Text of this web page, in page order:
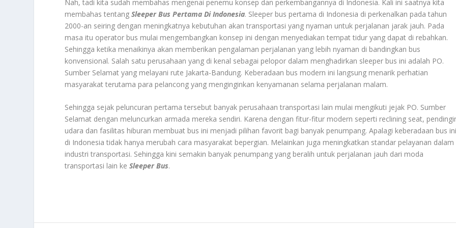
Nah, tadi kita sudah membahas mengenai penemu konsep dan perkembangannya di Indonesia. Kali ini saatnya kita
membahas tentangSleeper Bus Pertama Di Indonesia. Sleeper bus pertama di Indonesia di perkenalkan pada tahun
2000-an seiring dengan meningkatnya kebutuhan akan transportasi yang nyaman untuk perjalanan jarak jauh. Pada
masa itu operator bus mulai mengembangkan konsep ini dengan menyediakan tempat tidur yang dapat di rebahkan.
Sehingga ketika menaikinya akan memberikan pengalaman perjalanan yang lebih nyaman di bandingkan bus
konvensional. Salah satu perusahaan yang di kenal sebagai pelopor dalam menghadirkan sleeper bus ini adalah PO.
Sumber Selamat yang melayani rute Jakarta-Bandung. Keberadaan bus modern ini langsung menarik perhatian
masyarakat terutama para pelancong yang menginginkan kenyamanan selama perjalanan malam.
Sehingga sejak peluncuran pertama tersebut banyak perusahaan transportasi lain mulai mengikuti jejak PO. Sumber
Selamat dengan meluncurkan armada mereka sendiri. Karena dengan fitur-fitur modern seperti reclining seat,
udara dan fasilitas hiburan membuat bus ini menjadi pilihan favorit bagi banyak penumpang. Apalagi keberadaan bus
di Indonesia tidak hanya merubah cara masyarakat bepergian. Melainkan juga meningkatkan standar pelayanan dalam
industri transportasi. Sehingga kini semakin banyak penumpang yang beralih untuk perjalanan jauh dari moda
transportasi lain keSleeper Bus.